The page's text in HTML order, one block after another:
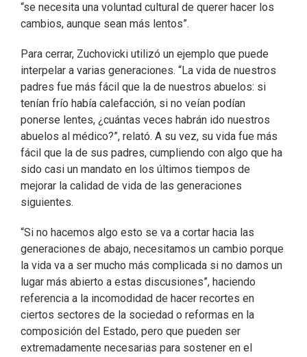
“se necesita una voluntad cultural de querer hacer los
cambios, aunque sean más lentos”.
Para cerrar, Zuchovicki utilizó un ejemplo que puede
interpelar a varias generaciones. “La vida de nuestros
padres fue más fácil que la de nuestros abuelos: si
tenían frío había calefacción, si no veían podían
ponerse lentes, ¿cuántas veces habrán ido nuestros
abuelos al médico?”, relató. A su vez, su vida fue más
fácil que la de sus padres, cumpliendo con algo que ha
sido casi un mandato en los últimos tiempos de
mejorar la calidad de vida de las generaciones
siguientes.
“Si no hacemos algo esto se va a cortar hacia las
generaciones de abajo, necesitamos un cambio porque
la vida va a ser mucho más complicada si no damos un
lugar más abierto a estas discusiones”, haciendo
referencia a la incomodidad de hacer recortes en
ciertos sectores de la sociedad o reformas en la
composición del Estado, pero que pueden ser
extremadamente necesarias para sostener en el